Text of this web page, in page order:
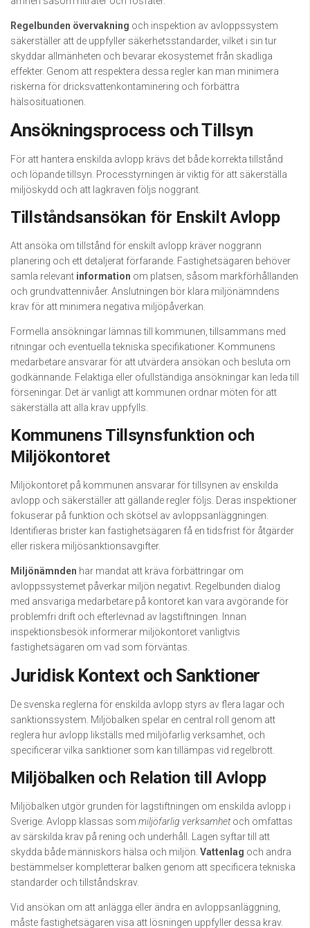
Regelbunden övervakning och inspektion av avloppssystem
säkerställer att de uppfyller säkerhetsstandarder, vilket i sin tur
skyddar allmänheten och bevarar ekosystemet från skadliga
effekter. Genom att respektera dessa regler kan man minimera
riskerna för dricksvattenkontaminering och förbättra
hälsosituationen.
Ansökningsprocess och Tillsyn
För att hantera enskilda avlopp krävs det både korrekta tillstånd
och löpande tillsyn. Processtyrningen är viktig för att säkerställa
miljöskydd och att lagkraven följs noggrant.
Tillståndsansökan för Enskilt Avlopp
Att ansöka om tillstånd för enskilt avlopp kräver noggrann
planering och ett detaljerat förfarande. Fastighetsägaren behöver
samla relevant information om platsen, såsom markförhållanden
och grundvattennivåer. Anslutningen bör klara miljönämndens
krav för att minimera negativa miljöpåverkan.
Formella ansökningar lämnas till kommunen, tillsammans med
ritningar och eventuella tekniska specifikationer. Kommunens
medarbetare ansvarar för att utvärdera ansökan och besluta om
godkännande. Felaktiga eller ofullständiga ansökningar kan leda till
förseningar. Det är vanligt att kommunen ordnar möten för att
säkerställa att alla krav uppfylls.
Kommunens Tillsynsfunktion och
Miljökontoret
Miljökontoret på kommunen ansvarar för tillsynen av enskilda
avlopp och säkerställer att gällande regler följs. Deras inspektioner
fokuserar på funktion och skötsel av avloppsanläggningen.
Identifieras brister kan fastighetsägaren få en tidsfrist för åtgärder
eller riskera miljösanktionsavgifter.
Miljönämnden har mandat att kräva förbättringar om
avloppssystemet påverkar miljön negativt. Regelbunden dialog
med ansvariga medarbetare på kontoret kan vara avgörande för
problemfri drift och efterlevnad av lagstiftningen. Innan
inspektionsbesök informerar miljökontoret vanligtvis
fastighetsägaren om vad som förväntas.
Juridisk Kontext och Sanktioner
De svenska reglerna för enskilda avlopp styrs av flera lagar och
sanktionssystem. Miljöbalken spelar en central roll genom att
reglera hur avlopp likställs med miljöfarlig verksamhet, och
specificerar vilka sanktioner som kan tillämpas vid regelbrott.
Miljöbalken och Relation till Avlopp
Miljöbalken utgör grunden för lagstiftningen om enskilda avlopp i
Sverige. Avlopp klassas som miljöfarlig verksamhetoch omfattas
av särskilda krav på rening och underhåll. Lagen syftar till att
skydda både människors hälsa och miljön. Vattenlag och andra
bestämmelser kompletterar balken genom att specificera tekniska
standarder och tillståndskrav.
Vid ansökan om att anlägga eller ändra en avloppsanläggning,
måste fastighetsägaren visa att lösningen uppfyller dessa krav.